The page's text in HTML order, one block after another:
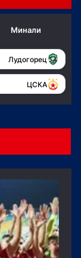
Минали
Лудогорец
ЦСКА